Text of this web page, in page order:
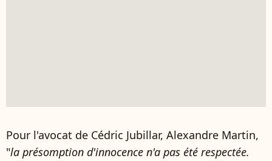
Pour l'avocat de Cédric Jubillar, Alexandre Martin,
"la présomption d'innocence n'a pas été respectée.